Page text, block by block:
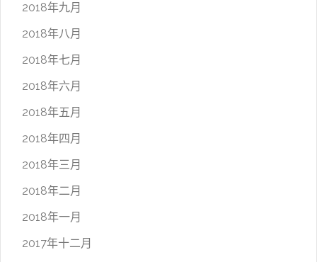
2018年九月
2018年八月
2018年七月
2018年六月
2018年五月
2018年四月
2018年三月
2018年二月
2018年一月
2017年十二月